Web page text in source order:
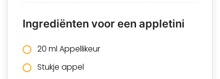
Ingrediënten voor een appletini
20 ml Appellikeur
Stukje appel